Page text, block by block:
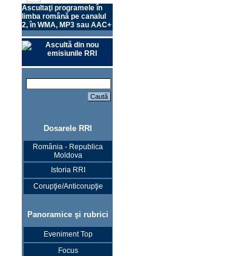
Ascultaţi programele în
limba română pe canalul
2, în WMA, MP3 sau AAC+
Ascultă din nou
emisiunile RRI
Dosarele RRI
România - Republica
Moldova
Istoria RRI
Corupţie/Anticorupţie
Panoramice şi rubrici
Eveniment Top
Focus